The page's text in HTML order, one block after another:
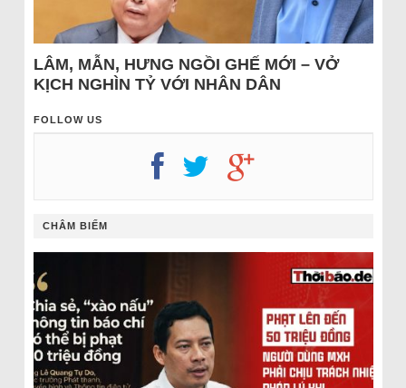
LÂM, MẪN, HƯNG NGỒI GHẾ MỚI – VỞ
KỊCH NGHÌN TỶ VỚI NHÂN DÂN
FOLLOW US
CHÂM BIẾM